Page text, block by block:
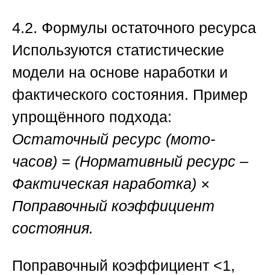
4.2. Формулы остаточного ресурса
Используются статистические
модели на основе наработки и
фактического состояния. Пример
упрощённого подхода:
Остаточный ресурс (мото-
часов) = (Нормативный ресурс –
Фактическая наработка) ×
Поправочный коэффициент
состояния.
Поправочный коэффициент <1,